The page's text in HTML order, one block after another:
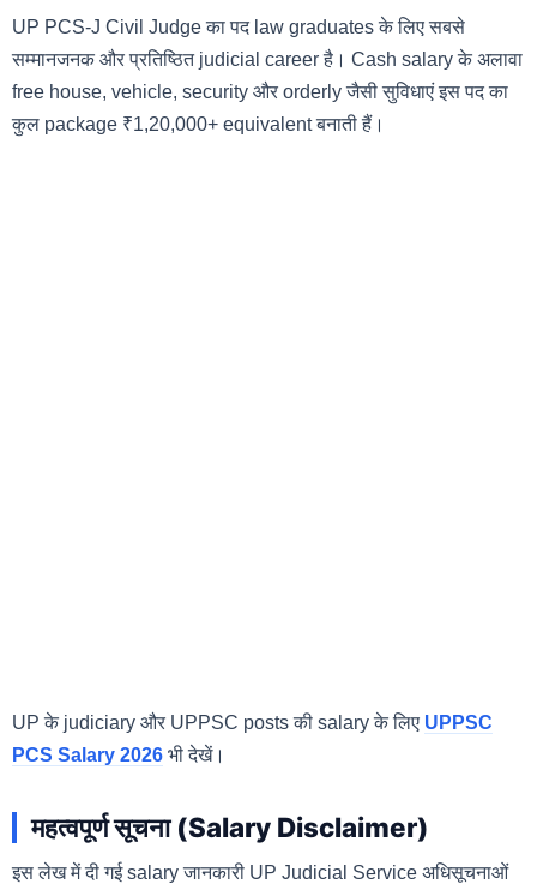
UP PCS-J Civil Judge का पद law graduates के लिए सबसे
सम्मानजनक और प्रतिष्ठित judicial career है। Cash salary के अलावा
free house, vehicle, security और orderly जैसी सुविधाएं इस पद का
कुल package ₹1,20,000+ equivalent बनाती हैं।
UP के judiciary और UPPSC posts की salary के लिए UPPSC
PCS Salary 2026 भी देखें।
महत्वपूर्ण सूचना (Salary Disclaimer)
इस लेख में दी गई salary जानकारी UP Judicial Service अधिसूचनाओं